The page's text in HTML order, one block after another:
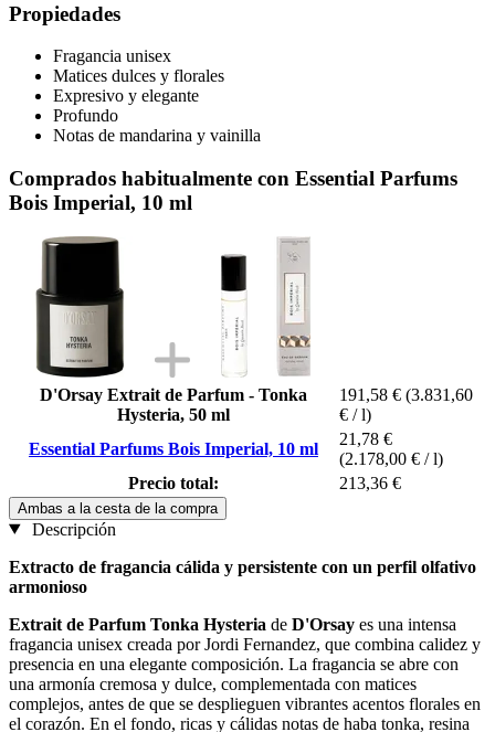
Propiedades
Fragancia unisex
Matices dulces y florales
Expresivo y elegante
Profundo
Notas de mandarina y vainilla
Comprados habitualmente con Essential Parfums
Bois Imperial, 10 ml
D'Orsay Extrait de Parfum - Tonka
Hysteria, 50 ml
191,58 € (3.831,60
€ / l)
Essential Parfums Bois Imperial, 10 ml
21,78 €
(2.178,00 € / l)
Precio total:
213,36 €
Ambas a la cesta de la compra
Descripción
Extracto de fragancia cálida y persistente con un perfil olfativo
armonioso
Extrait de Parfum Tonka Hysteria de D'Orsay es una intensa
fragancia unisex creada por Jordi Fernandez, que combina calidez y
presencia en una elegante composición. La fragancia se abre con
una armonía cremosa y dulce, complementada con matices
complejos, antes de que se desplieguen vibrantes acentos florales en
el corazón. En el fondo, ricas y cálidas notas de haba tonka, resina